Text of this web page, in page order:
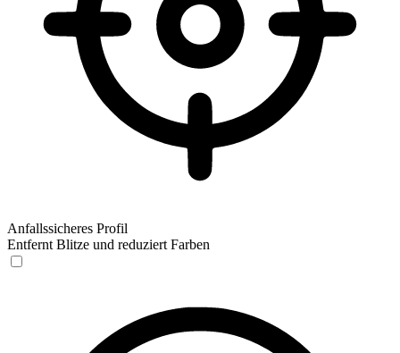
Anfallssicheres Profil
Entfernt Blitze und reduziert Farben